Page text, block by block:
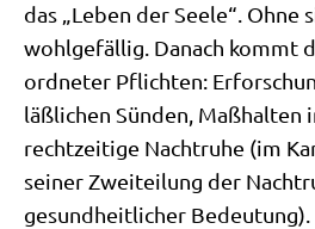
das „Leben der See­le“. Ohne
wohl­ge­fäl­lig. Danach kommt
ord­ne­ter Pflich­ten:
läß­li­chen Sün­den, Maß­hal­ten
recht­zei­ti­ge Nacht­ru­he (im
sei­ner Zwei­tei­lung der
gesund­heit­li­cher Bedeutung).